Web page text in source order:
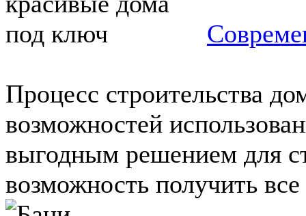
Процесс строительства
возможностей
выгодным решением для
возможность получить